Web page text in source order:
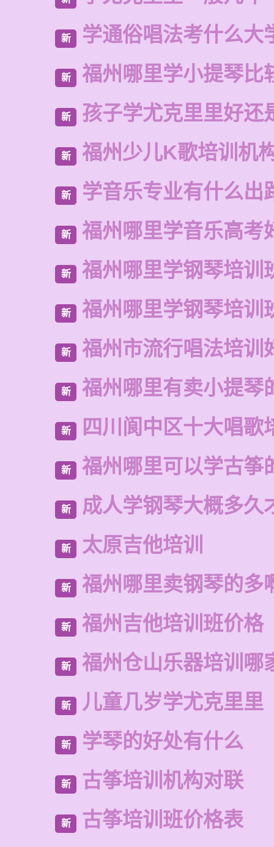
新 学通俗唱法考什么大
新 福州哪里学小提琴比
新 孩子学尤克里里好还
新 福州少儿K歌培训机
新 学音乐专业有什么出
新 福州哪里学音乐高考
新 福州哪里学钢琴培训
新 福州哪里学钢琴培训
新 福州市流行唱法培训
新 福州哪里有卖小提琴
新 四川阆中区十大唱歌
新 福州哪里可以学古筝
新 成人学钢琴大概多久
新 太原吉他培训
新 福州哪里卖钢琴的多
新 福州吉他培训班价格
新 福州仓山乐器培训哪
新 儿童几岁学尤克里里
新 学琴的好处有什么
新 古筝培训机构对联
新 古筝培训班价格表